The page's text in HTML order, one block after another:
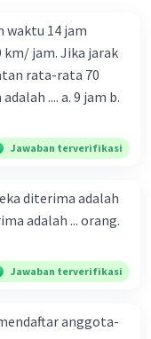
waktu 14 jam
jam. Jika jarak
rata-rata 70
a. 9 jam b.
Jawaban terverifikasi
diterima adalah
adalah ... orang.
Jawaban terverifikasi
anggota-